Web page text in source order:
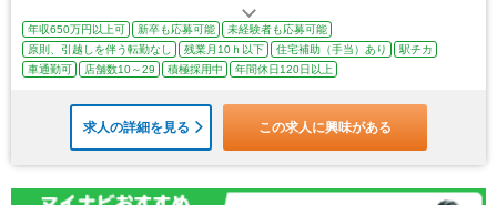
年収650万円以上可 新卒も応募可能
未経験者も応募可能
原則、引越しを伴う転勤なし
残業月10ｈ以下 住宅補助（手当）あり
駅チカ
車通勤可
店舗数10～29 積極採用中 年間休日120日以上
求人の詳細を見る この求人に興味がある